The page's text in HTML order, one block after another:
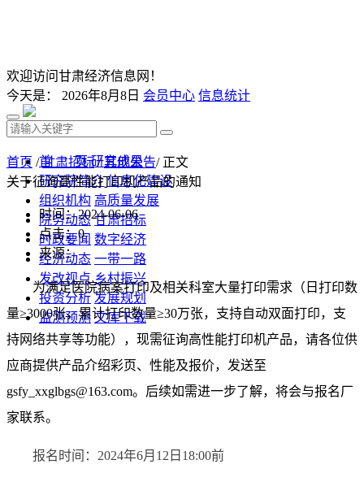
欢迎访问甘肃经济信息网！
今天是： 2026年8月8日 会员中心 信息统计
首 页 研究成果
研究院简介 信息化建设
组织机构 高质量发展
院务动态 甘肃招标
时政要闻 数字经济
经济动态 一带一路
发改视点 乡村振兴
投资分析 发展规划
监测预测 文库下载
首页 /甘肃招标/其他公告/ 正文
关于征询高性能打印机产品的通知
时间：2024-06-06
点击：0
来源：
为满足医院病案打印及相关科室大量打印需求（日打印数
量≥3000张，累计打印数量≥30万张，支持自动双面打印，支
持网络共享等功能），现需征询高性能打印机产品，请各位供
应商提供产品介绍彩页、性能及报价，发送至
gsfy_xxglbgs@163.com。后续如需进一步了解，将会与报名厂
家联系。
报名时间： 2024年6月 12 日 18:00前